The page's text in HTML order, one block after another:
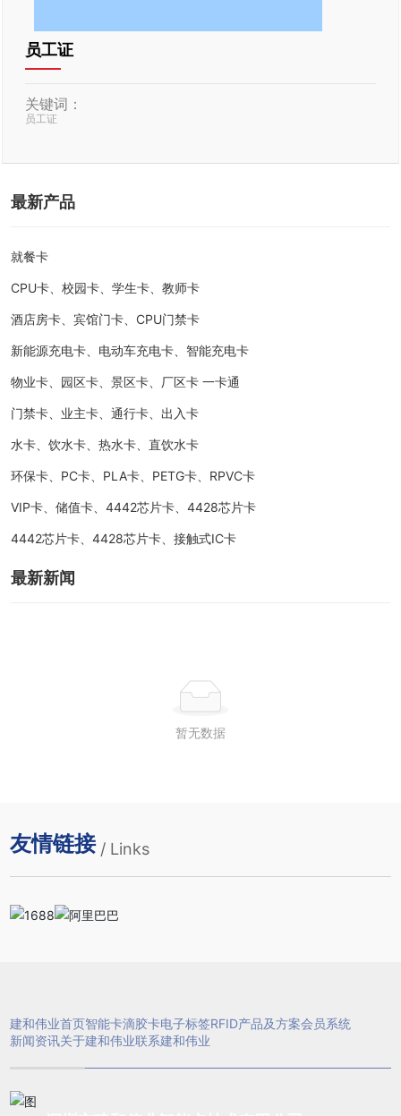
员工证
关键词：
员工证
最新产品
就餐卡
CPU卡、校园卡、学生卡、教师卡
酒店房卡、宾馆门卡、CPU门禁卡
新能源充电卡、电动车充电卡、智能充电卡
物业卡、园区卡、景区卡、厂区卡 一卡通
门禁卡、业主卡、通行卡、出入卡
水卡、饮水卡、热水卡、直饮水卡
环保卡、PC卡、PLA卡、PETG卡、RPVC卡
VIP卡、储值卡、4442芯片卡、4428芯片卡
4442芯片卡、4428芯片卡、接触式IC卡
最新新闻
暂无数据
友情链接 / Links
建和伟业首页智能卡滴胶卡电子标签RFID产品及方案会员系统
新闻资讯关于建和伟业联系建和伟业